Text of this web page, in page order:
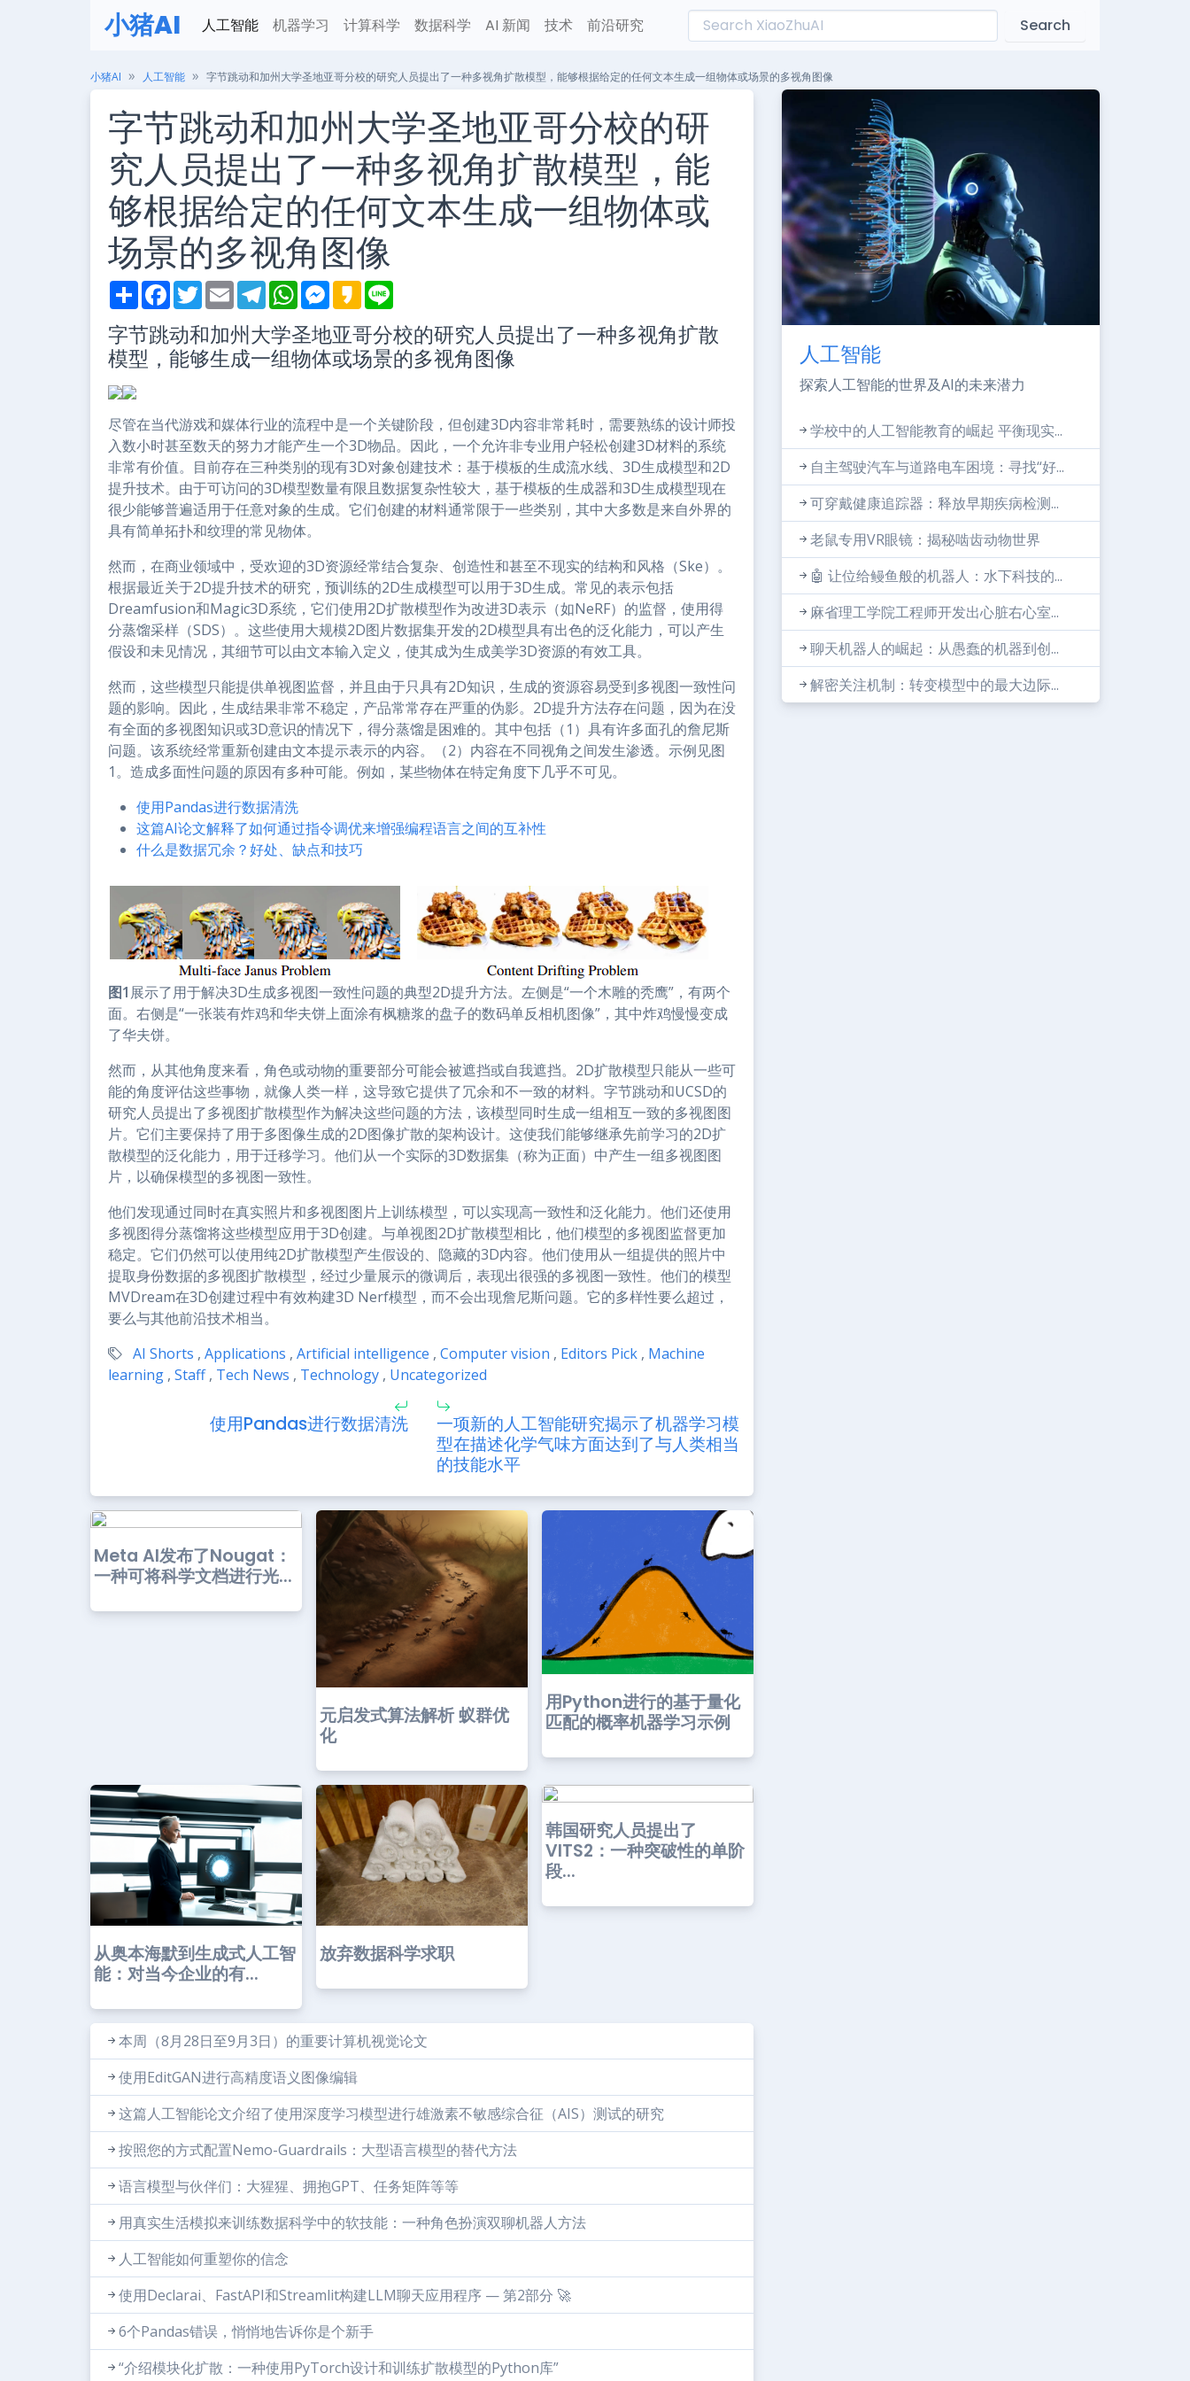
小猪AI 人工智能 机器学习 计算科学 数据科学 AI 新闻 技术 前沿研究 Search
小猪AI 人工智能 字节跳动和加州大学圣地亚哥分校的研究人员提出了一种多视角扩散模型，能够根据给定的任何文本生成一组物体或场景的多视角图像
字节跳动和加州大学圣地亚哥分校的研
究人员提出了一种多视角扩散模型，能
够根据给定的任何文本生成一组物体或
场景的多视角图像
S
h
r
e
F
a
e
b
o
o
T
w
t
t
e
r
E
m
i
l
T
e
e
g
r
a
W
h
t
s
A
p
M
e
s
e
n
g
K
a
a
o
e
字节跳动和加州大学圣地亚哥分校的研究人员提出了一种多视角扩散
模型，能够生成一组物体或场景的多视角图像
尽管在当代游戏和媒体行业的流程中是一个关键阶段，但创建3D内容非常耗时，需要熟练的设计师投
入数小时甚至数天的努力才能产生一个3D物品。因此，一个允许非专业用户轻松创建3D材料的系统
非常有价值。目前存在三种类别的现有3D对象创建技术：基于模板的生成流水线、3D生成模型和2D
提升技术。由于可访问的3D模型数量有限且数据复杂性较大，基于模板的生成器和3D生成模型现在
很少能够普遍适用于任意对象的生成。它们创建的材料通常限于一些类别，其中大多数是来自外界的
具有简单拓扑和纹理的常见物体。
然而，在商业领域中，受欢迎的3D资源经常结合复杂、创造性和甚至不现实的结构和风格（Ske）。
根据最近关于2D提升技术的研究，预训练的2D生成模型可以用于3D生成。常见的表示包括
Dreamfusion和Magic3D系统，它们使用2D扩散模型作为改进3D表示（如NeRF）的监督，使用得
分蒸馏采样（SDS）。这些使用大规模2D图片数据集开发的2D模型具有出色的泛化能力，可以产生
假设和未见情况，其细节可以由文本输入定义，使其成为生成美学3D资源的有效工具。
然而，这些模型只能提供单视图监督，并且由于只具有2D知识，生成的资源容易受到多视图一致性问
题的影响。因此，生成结果非常不稳定，产品常常存在严重的伪影。2D提升方法存在问题，因为在没
有全面的多视图知识或3D意识的情况下，得分蒸馏是困难的。其中包括（1）具有许多面孔的詹尼斯
问题。该系统经常重新创建由文本提示表示的内容。（2）内容在不同视角之间发生渗透。示例见图
1。造成多面性问题的原因有多种可能。例如，某些物体在特定角度下几乎不可见。
使用Pandas进行数据清洗
这篇AI论文解释了如何通过指令调优来增强编程语言之间的互补性
什么是数据冗余？好处、缺点和技巧
图1 展示了用于解决3D生成多视图一致性问题的典型2D提升方法。左侧是“一个木雕的秃鹰”，有两个
面。右侧是“一张装有炸鸡和华夫饼上面涂有枫糖浆的盘子的数码单反相机图像”，其中炸鸡慢慢变成
了华夫饼。
然而，从其他角度来看，角色或动物的重要部分可能会被遮挡或自我遮挡。2D扩散模型只能从一些可
能的角度评估这些事物，就像人类一样，这导致它提供了冗余和不一致的材料。字节跳动和UCSD的
研究人员提出了多视图扩散模型作为解决这些问题的方法，该模型同时生成一组相互一致的多视图图
片。它们主要保持了用于多图像生成的2D图像扩散的架构设计。这使我们能够继承先前学习的2D扩
散模型的泛化能力，用于迁移学习。他们从一个实际的3D数据集（称为正面）中产生一组多视图图
片，以确保模型的多视图一致性。
他们发现通过同时在真实照片和多视图图片上训练模型，可以实现高一致性和泛化能力。他们还使用
多视图得分蒸馏将这些模型应用于3D创建。与单视图2D扩散模型相比，他们模型的多视图监督更加
稳定。它们仍然可以使用纯2D扩散模型产生假设的、隐藏的3D内容。他们使用从一组提供的照片中
提取身份数据的多视图扩散模型，经过少量展示的微调后，表现出很强的多视图一致性。他们的模型
MVDream在3D创建过程中有效构建3D Nerf模型，而不会出现詹尼斯问题。它的多样性要么超过，
要么与其他前沿技术相当。
AI Shorts , Applications , Artificial intelligence , Computer vision , Editors Pick , Machine
learning , Staff , Tech News , Technology , Uncategorized
使用Pandas进行数据清洗
一项新的人工智能研究揭示了机器学习模
型在描述化学气味方面达到了与人类相当
的技能水平
Meta AI发布了Nougat：
一种可将科学文档进行光...
元启发式算法解析 蚁群优
化
用Python进行的基于量化
匹配的概率机器学习示例
从奥本海默到生成式人工智
能：对当今企业的有...
放弃数据科学求职
韩国研究人员提出了
VITS2：一种突破性的单阶
段...
本周（8月28日至9月3日）的重要计算机视觉论文
使用EditGAN进行高精度语义图像编辑
这篇人工智能论文介绍了使用深度学习模型进行雄激素不敏感综合征（AIS）测试的研究
按照您的方式配置Nemo-Guardrails：大型语言模型的替代方法
语言模型与伙伴们：大猩猩、拥抱GPT、任务矩阵等等
用真实生活模拟来训练数据科学中的软技能：一种角色扮演双聊机器人方法
人工智能如何重塑你的信念
使用Declarai、FastAPI和Streamlit构建LLM聊天应用程序 — 第2部分 🚀
6个Pandas错误，悄悄地告诉你是个新手
“介绍模块化扩散：一种使用PyTorch设计和训练扩散模型的Python库”
人工智能
探索人工智能的世界及AI的未来潜力
学校中的人工智能教育的崛起 平衡现实...
自主驾驶汽车与道路电车困境：寻找“好...
可穿戴健康追踪器：释放早期疾病检测...
老鼠专用VR眼镜：揭秘啮齿动物世界
🤖 让位给鳗鱼般的机器人：水下科技的...
麻省理工学院工程师开发出心脏右心室...
聊天机器人的崛起：从愚蠢的机器到创...
解密关注机制：转变模型中的最大边际...